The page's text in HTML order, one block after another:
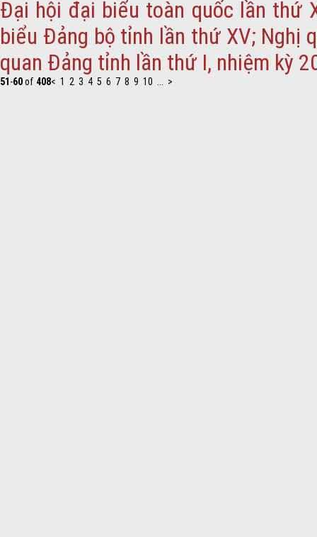
Đại hội đại biểu toàn quốc lần thứ
biểu Đảng bộ tỉnh lần thứ XV; Nghị
quan Đảng tỉnh lần thứ I, nhiệm kỳ
51-60of 408< 1 2 3 4 5 6 7 8 9 10 ... >